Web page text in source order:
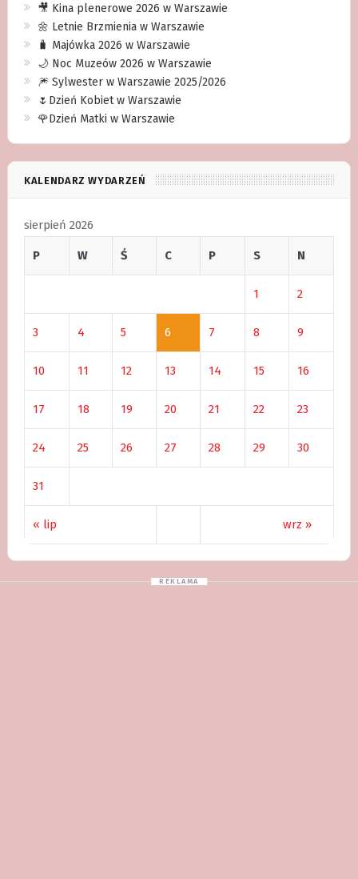
🎥 Kina plenerowe 2026 w Warszawie
🌼 Letnie Brzmienia w Warszawie
🧳 Majówka 2026 w Warszawie
🌙 Noc Muzeów 2026 w Warszawie
🎆 Sylwester w Warszawie 2025/2026
🌷Dzień Kobiet w Warszawie
🌹Dzień Matki w Warszawie
KALENDARZ WYDARZEŃ
sierpień 2026
P W Ś C P S N
« lip wrz »
1 2
3 4 5 6 7 8 9
10 11 12 13 14 15 16
17 18 19 20 21 22 23
24 25 26 27 28 29 30
31